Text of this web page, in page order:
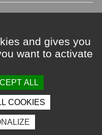
Photothèque
and gives you
want to activate
ALL
COOKIES